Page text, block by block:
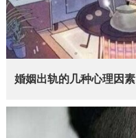
婚姻出轨的几种心理因素